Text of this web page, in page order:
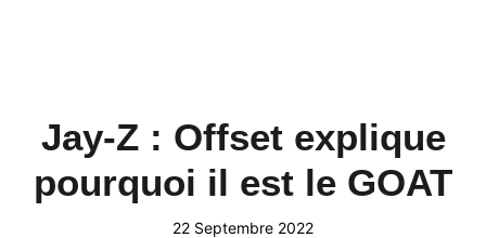
Jay-Z : Offset explique
pourquoi il est le GOAT
22 Septembre 2022